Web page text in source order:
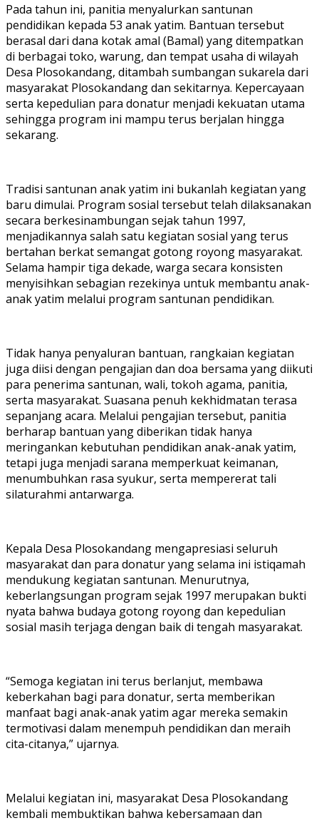
Pada tahun ini, panitia menyalurkan santunan
pendidikan kepada 53 anak yatim. Bantuan tersebut
berasal dari dana kotak amal (Bamal) yang ditempatkan
di berbagai toko, warung, dan tempat usaha di wilayah
Desa Plosokandang, ditambah sumbangan sukarela dari
masyarakat Plosokandang dan sekitarnya. Kepercayaan
serta kepedulian para donatur menjadi kekuatan utama
sehingga program ini mampu terus berjalan hingga
sekarang.
Tradisi santunan anak yatim ini bukanlah kegiatan yang
baru dimulai. Program sosial tersebut telah dilaksanakan
secara berkesinambungan sejak tahun 1997,
menjadikannya salah satu kegiatan sosial yang terus
bertahan berkat semangat gotong royong masyarakat.
Selama hampir tiga dekade, warga secara konsisten
menyisihkan sebagian rezekinya untuk membantu anak-
anak yatim melalui program santunan pendidikan.
Tidak hanya penyaluran bantuan, rangkaian kegiatan
juga diisi dengan pengajian dan doa bersama yang diikuti
para penerima santunan, wali, tokoh agama, panitia,
serta masyarakat. Suasana penuh kekhidmatan terasa
sepanjang acara. Melalui pengajian tersebut, panitia
berharap bantuan yang diberikan tidak hanya
meringankan kebutuhan pendidikan anak-anak yatim,
tetapi juga menjadi sarana memperkuat keimanan,
menumbuhkan rasa syukur, serta mempererat tali
silaturahmi antarwarga.
Kepala Desa Plosokandang mengapresiasi seluruh
masyarakat dan para donatur yang selama ini istiqamah
mendukung kegiatan santunan. Menurutnya,
keberlangsungan program sejak 1997 merupakan bukti
nyata bahwa budaya gotong royong dan kepedulian
sosial masih terjaga dengan baik di tengah masyarakat.
“Semoga kegiatan ini terus berlanjut, membawa
keberkahan bagi para donatur, serta memberikan
manfaat bagi anak-anak yatim agar mereka semakin
termotivasi dalam menempuh pendidikan dan meraih
cita-citanya,” ujarnya.
Melalui kegiatan ini, masyarakat Desa Plosokandang
kembali membuktikan bahwa kebersamaan dan